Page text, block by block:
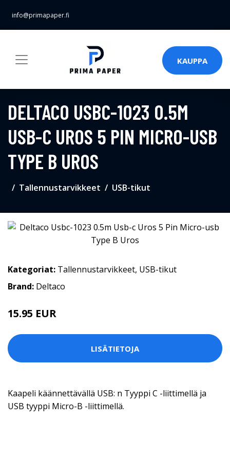
info@primapaper.fi
KAUPPA
DELTACO USBC-1023 0.5M
USB-C UROS 5 PIN MICRO-USB
TYPE B UROS
Tallennustarvikkeet USB-tikut
Kategoriat: Tallennustarvikkeet, USB-tikut
Brand: Deltaco
15.95 EUR
LISÄTIETOJA
Kaapeli käännettävällä USB: n Tyyppi C -liittimellä ja
USB tyyppi Micro-B -liittimellä.